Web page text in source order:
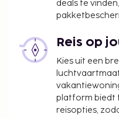
deals te
Reis op
Kies uit een
platform biedt
reisopties,